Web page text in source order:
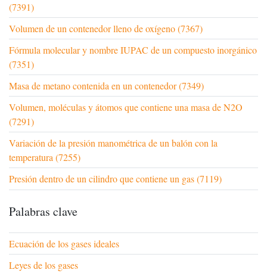
(7391)
Volumen de un contenedor lleno de oxígeno (7367)
Fórmula molecular y nombre IUPAC de un compuesto inorgánico
(7351)
Masa de metano contenida en un contenedor (7349)
Volumen, moléculas y átomos que contiene una masa de N2O
(7291)
Variación de la presión manométrica de un balón con la
temperatura (7255)
Presión dentro de un cilindro que contiene un gas (7119)
Palabras clave
Ecuación de los gases ideales
Leyes de los gases